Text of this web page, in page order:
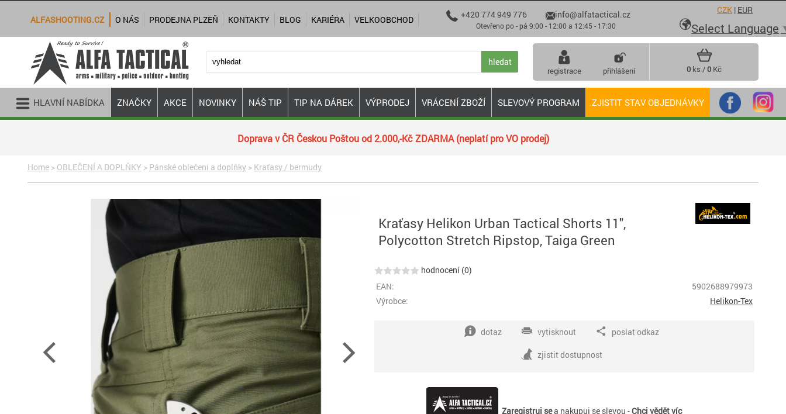
Doprava v ČR Českou Poštou od 2.000,-Kč ZDARMA (neplatí pro VO prodej)
Home > OBLEČENÍ A DOPLŇKY > Pánské oblečení a doplňky > Kraťasy / bermudy
Kraťasy Helikon Urban Tactical Shorts 11",
Polycotton Stretch Ripstop, Taiga Green
hodnocení (0)
EAN:
5902688979973
Výrobce:
Helikon-Tex
dotaz vytisknout poslat odkaz
zjistit dostupnost
Zaregistruj sea nakupuj se slevou -Chci vědět víc
HLAVNÍ NABÍDKA ZNAČKY AKCE NOVINKY NÁŠ TIP TIP NA DÁREK VÝPRODEJ VRÁCENÍ ZBOŽÍ SLEVOVÝ PROGRAM ZJISTIT STAV OBJEDNÁVKY
hledat
registrace přihlášení 0 ks /0 Kč
ALFASHOOTING.CZ O NÁS PRODEJNA PLZEŇ KONTAKTY BLOG KARIÉRA VELKOOBCHOD  +420 774 949 776info@alfatactical.cz
Otevřeno po - pá 9:00 - 12:00 a 12:45 - 17:30
CZK | EUR
Select Language